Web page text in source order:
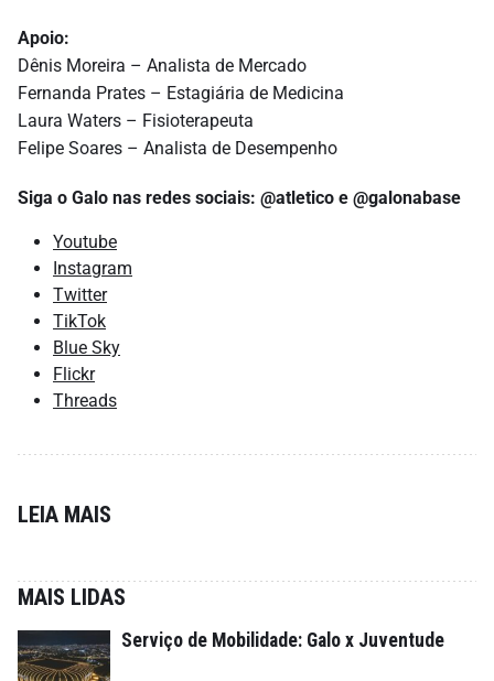
Apoio:
Dênis Moreira – Analista de Mercado
Fernanda Prates – Estagiária de Medicina
Laura Waters – Fisioterapeuta
Felipe Soares – Analista de Desempenho
Siga o Galo nas redes sociais: @atletico e @galonabase
Youtube
Instagram
Twitter
TikTok
Blue Sky
Flickr
Threads
LEIA MAIS
MAIS LIDAS
Serviço de Mobilidade: Galo x Juventude